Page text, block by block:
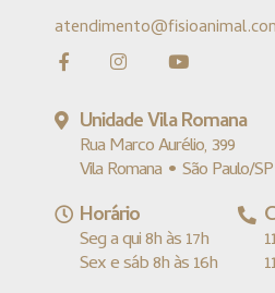
Unidade Vila Romana
Rua Marco Aurélio, 399
Vila Romana • São Paulo/SP
Horário
Seg a qui 8h às 17h
Sex e sáb 8h às 16h